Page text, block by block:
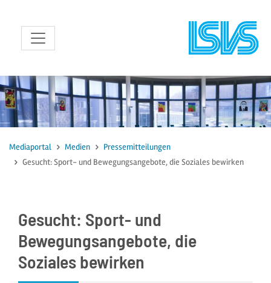
zum Inhalt
Mediaportal Medien
Pressemitteilungen
Gesucht: Sport- und Bewegungsangebote, die Soziales bewirken
Gesucht: Sport- und
Bewegungsangebote, die
Soziales bewirken